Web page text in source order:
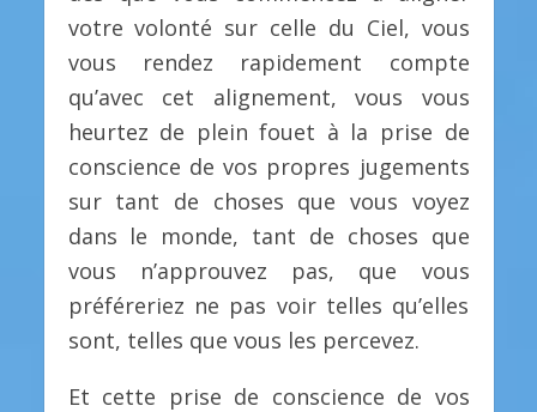
votre volonté sur celle du Ciel, vous
vous rendez rapidement compte
qu’avec cet alignement, vous vous
heurtez de plein fouet à la prise de
conscience de vos propres jugements
sur tant de choses que vous voyez
dans le monde, tant de choses que
vous n’approuvez pas, que vous
préféreriez ne pas voir telles qu’elles
sont, telles que vous les percevez.
Et cette prise de conscience de vos